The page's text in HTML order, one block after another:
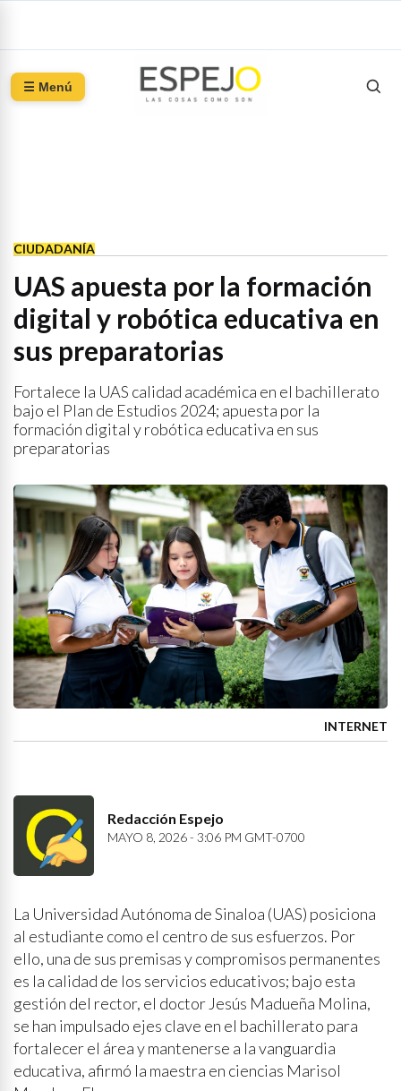
☰ Menú
CIUDADANÍA
UAS apuesta por la formación
digital y robótica educativa en
sus preparatorias
Fortalece la UAS calidad académica en el bachillerato
bajo el Plan de Estudios 2024; apuesta por la
formación digital y robótica educativa en sus
preparatorias
INTERNET
Redacción Espejo
MAYO 8, 2026 - 3:06 PM GMT-0700
La Universidad Autónoma de Sinaloa (UAS) posiciona
al estudiante como el centro de sus esfuerzos. Por
ello, una de sus premisas y compromisos permanentes
es la calidad de los servicios educativos; bajo esta
gestión del rector, el doctor Jesús Madueña Molina,
se han impulsado ejes clave en el bachillerato para
fortalecer el área y mantenerse a la vanguardia
educativa, afirmó la maestra en ciencias Marisol